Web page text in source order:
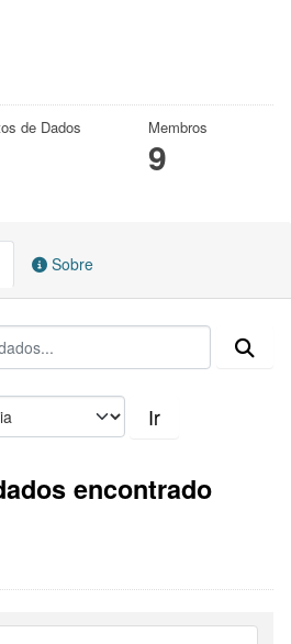
de Dados Membros
9
Sobre
Ir
encontrado